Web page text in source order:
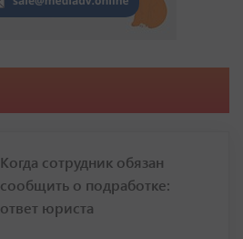
Когда сотрудник обязан
сообщить о подработке:
ответ юриста